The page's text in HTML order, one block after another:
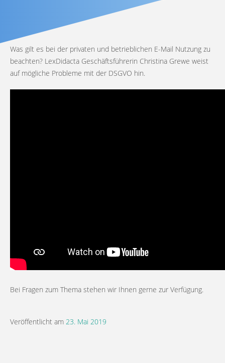
Was gilt es bei der privaten und betrieblichen E-Mail Nutzung zu
beachten? LexDidacta Geschäftsführerin Christina Grewe weist
auf mögliche Probleme mit der DSGVO hin.
Bei Fragen zum Thema stehen wir Ihnen gerne zur Verfügung.
Veröffentlicht am 23. Mai 2019